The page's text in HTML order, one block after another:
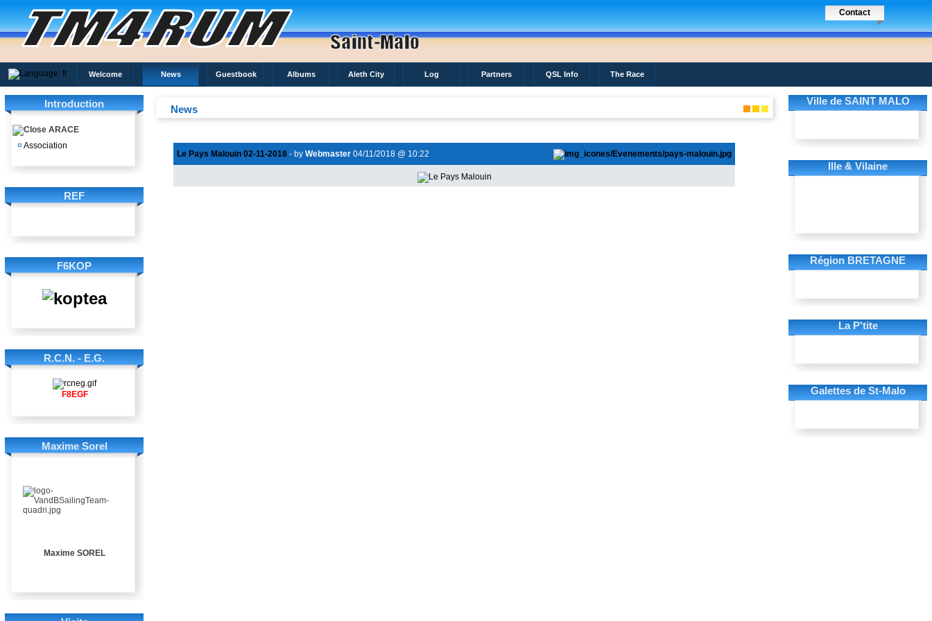
Welcome News Guestbook Albums Aleth City
Contact
Log Partners QSL Info The Race
Introduction
ARACE
¤ Association
REF
F6KOP
R.C.N. - E.G.
F8EGF
Maxime Sorel
Maxime SOREL
News
Le Pays Malouin 02-11-2018 - by Webmaster 04/11/2018 @ 10:22
Ville de SAINT MALO
Ille & Vilaine
Région BRETAGNE
La P'tite
Galettes de St-Malo